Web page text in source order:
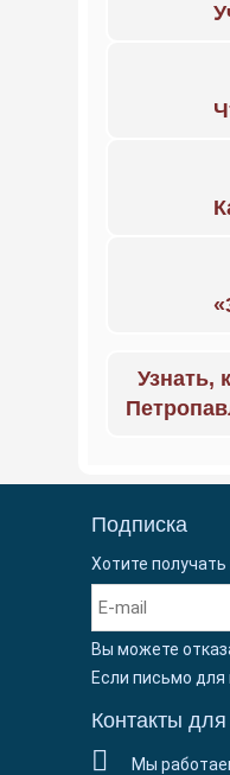
Узнать,
Подписка
Хотите
Вы можете
Если письмо
Контакты
Мы